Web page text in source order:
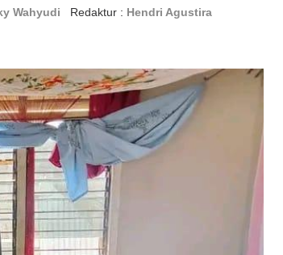
Wahyudi Redaktur : Hendri Agustira